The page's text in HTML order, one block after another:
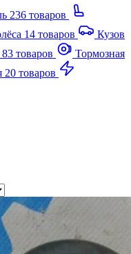
236 товаров
14 товаров
Кузов
83 товаров
Тормозная
20 товаров